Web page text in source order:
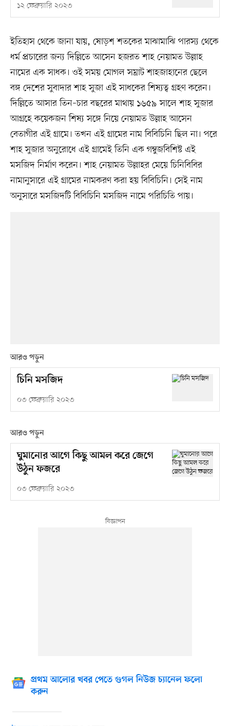
১২ ফেব্রুয়ারি ২০২৩
ইতিহাস থেকে জানা যায়, ষোড়শ শতকের মাঝামাঝি পারস্য থেকে
ধর্ম প্রচারের জন্য দিল্লিতে আসেন হজরত শাহ নেয়ামত উল্লাহ
নামের এক সাধক। ওই সময় মোগল সম্রাট শাহজাহানের ছেলে
বঙ্গ দেশের সুবাদার শাহ সুজা এই সাধকের শিষ্যত্ব গ্রহণ করেন।
দিল্লিতে আসার তিন–চার বছরের মাথায় ১৬৫৯ সালে শাহ সুজার
আগ্রহে কয়েকজন শিষ্য সঙ্গে নিয়ে নেয়ামত উল্লাহ আসেন
বেতাগীর এই গ্রামে। তখন এই গ্রামের নাম বিবিচিনি ছিল না। পরে
শাহ সুজার অনুরোধে এই গ্রামেই তিনি এক গম্বুজবিশিষ্ট এই
মসজিদ নির্মাণ করেন। শাহ নেয়ামত উল্লাহর মেয়ে চিনিবিবির
নামানুসারে এই গ্রামের নামকরণ করা হয় বিবিচিনি। সেই নাম
অনুসারে মসজিদটি বিবিচিনি মসজিদ নামে পরিচিতি পায়।
আরও পড়ুন
চিনি মসজিদ
০৩ ফেব্রুয়ারি ২০২৩
আরও পড়ুন
ঘুমানোর আগে কিছু আমল করে জেগে
উঠুন ফজরে
০৩ ফেব্রুয়ারি ২০২৩
প্রথম আলোর খবর পেতে গুগল নিউজ চ্যানেল ফলো
করুন